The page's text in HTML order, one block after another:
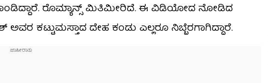
ರೊಮ್ಯಾನ್ಸ್ ಮಿತಿಮೀರಿದೆ. ಈ ವಿಡಿಯೋದ ನೋಡಿದ
ಕಟ್ಟುಮಸ್ತಾದ ದೇಹ ಕಂಡು ಎಲ್ಲರೂ ನಿಬ್ಬೆರಗಾಗಿದ್ದಾರೆ.